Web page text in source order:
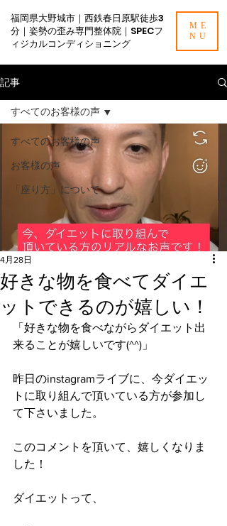
福岡県大野城市｜西鉄春日原駅徒歩3
分｜姿勢の歪み専門整体院｜SPECフ
ィジカルコンディショニング
ME
NU
記事
すべてのお客様の声
お客様の声
「座り方」について
すべてのお客様の声
好きな物を食べてダイエ
ットできるのが嬉しい！
4月28日
「好きな物を食べながらダイエット出
来ることが嬉しいです(^^)」
昨日のinstagramライブに、今ダイエッ
トに取り組んで頂いている方が参加し
て下さいました。
このコメントを頂いて、嬉しくなりま
した！
ダイエットって、